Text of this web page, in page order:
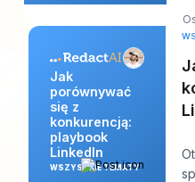
Jak
porównywać
się z
konkurencją:
playbook
LinkedIn
WSZYSTKIE TEMATY